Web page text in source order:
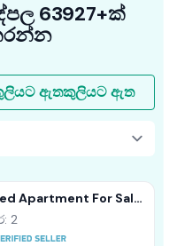
63927+ක්
ඇතකුලියට ඇත
Apartment For Sale
2